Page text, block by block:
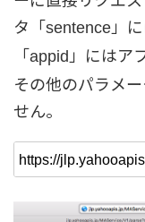
タ「sentence 」
「appid 」にはア
その他のパラメ
せん。